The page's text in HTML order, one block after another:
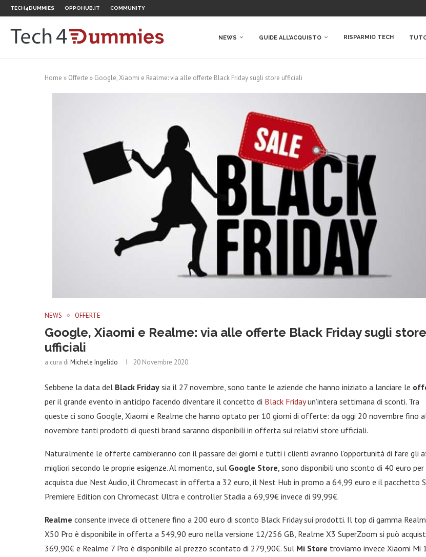
TECH4DUMMIES OPPOHUB.IT COMMUNITY
NEWS GUIDE ALL’ACQUISTO RISPARMIO TECH
Home » Offerte » Google, Xiaomi e Realme: via alle offerte Black Friday sugli store ufficiali
NEWS OFFERTE
Google, Xiaomi e Realme: via alle offerte Black Friday sugli store
ufficiali
a cura di Michele Ingelido 20 Novembre 2020
Sebbene la data del Black Friday sia il 27 novembre, sono tante le aziende che hanno iniziato a lanciare le
per il grande evento in anticipo facendo diventare il concetto di Black Fridayun’intera settimana di sconti. Tra
queste ci sono Google, Xiaomi e Realme che hanno optato per 10 giorni di offerte: da oggi 20 novembre fino
novembre tanti prodotti di questi brand saranno disponibili in offerta sui relativi store ufficiali.
Naturalmente le offerte cambieranno con il passare dei giorni e tutti i clienti avranno l’opportunità di fare gli
migliori secondo le proprie esigenze. Al momento, sul Google Store, sono disponibili uno sconto di 40 euro per
acquista due Nest Audio, il Chromecast in offerta a 32 euro, il Nest Hub in promo a 64,99 euro e il pacchetto
Premiere Edition con Chromecast Ultra e controller Stadia a 69,99€ invece di 99,99€.
Realme consente invece di ottenere fino a 200 euro di sconto Black Friday sui prodotti. Il top di gamma
X50 Pro è disponibile in offerta a 549,90 euro nella versione 12/256 GB, Realme X3 SuperZoom si può
369,90€ e Realme 7 Pro è disponibile al prezzo scontato di 279,90€. Sul Mi Store troviamo invece Xiaomi Mi